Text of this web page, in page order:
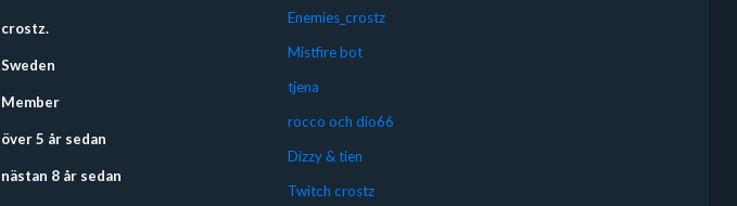
crostz.
Sweden
Member
över 5 år sedan
nästan 8 år sedan
Enemies_crostz
Mistfire bot
tjena
rocco och dio66
Dizzy & tien
Twitch crostz